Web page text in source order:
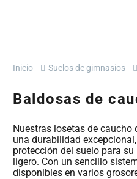
Inicio Suelos de gimnasios
Baldosas de
Nuestras losetas de caucho
una durabilidad
protección del suelo para
ligero. Con un sencillo
disponibles en varios